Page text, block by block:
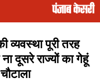
व्यवस्था पूरी तरह
दूसरे राज्यों का गेहूं